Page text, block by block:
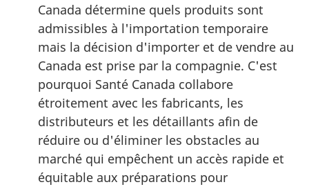
Canada détermine quels produits sont
admissibles à l'importation temporaire
mais la décision d'importer et de vendre au
Canada est prise par la compagnie. C'est
pourquoi Santé Canada collabore
étroitement avec les fabricants, les
distributeurs et les détaillants afin de
réduire ou d'éliminer les obstacles au
marché qui empêchent un accès rapide et
équitable aux préparations pour